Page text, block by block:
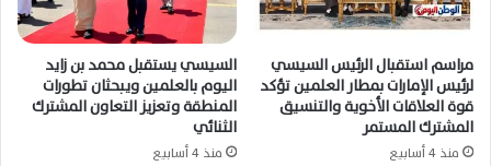
مراسم استقبال الرئيس السيسي
لرئيس الإمارات بمطار العلمين تؤكد
قوة العلاقات الأخوية والتنسيق
المشترك المستمر
منذ 4 أسابيع
السيسي يستقبل محمد بن زايد
اليوم بالعلمين ويبحثان تطورات
المنطقة وتعزيز التعاون المشترك
الثنائي
منذ 4 أسابيع